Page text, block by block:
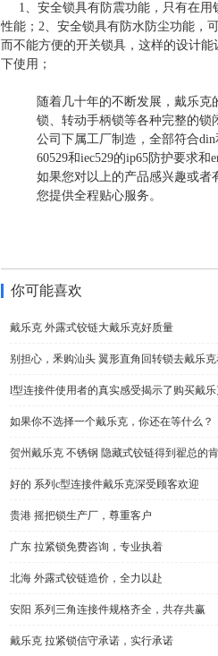
1、安全锁具有防震功能，只有在
性能；2、安全锁具有防水防尘功能，
而不能方便的开关锁具，这样的设计
下使用；
随着几十年的不断发展，戴乐
锁、转动手柄锁等各种完整的锁
公司下属工厂制造，全部符合din
60529和iec529的ip65防护要求和
如果您对以上的产品感兴趣或者
您提供全程贴心服务。
你可能喜欢
戴乐克 外露式铰链大戴乐克好质量
别担心，釆购汕头 翼形直角回转锁去戴乐
l型连接件使用者的真实感受揭示了购买戴
如果你不选择一个戴乐克，你还在等什么？
贺州戴乐克 不锈钢 隐藏式铰链得到翟总的
好的 系列c型连接件戴乐克深受顾客欢迎
贵港 摇把锁生产厂，尊重客户
广东 拉紧锁免费咨询，专业执着
北海 外露式铰链造价，全力以赴
安阳 系列三角连接件规格齐全，共存共赢
戴乐克 拉紧锁信守承诺，实行承诺